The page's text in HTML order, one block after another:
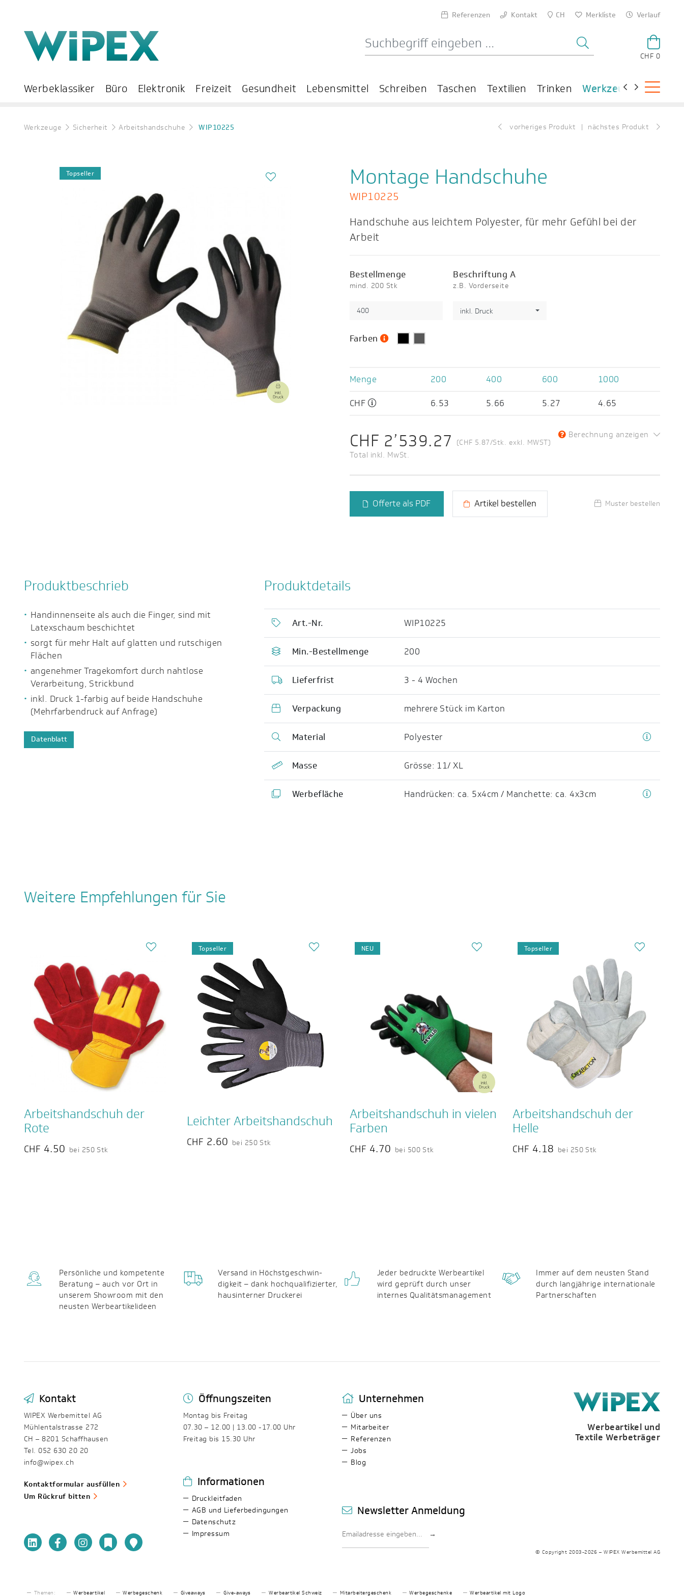
Referenzen Kontakt CH Merkliste Verlauf
CHF 0
Werbeklassiker Büro Elektronik Freizeit Gesundheit Lebensmittel Schreiben Taschen Textilien Trinken Werkzeuge
Werkzeuge Sicherheit Arbeitshandschuhe WIP10225 vorheriges Produkt nächstes Produkt
Topseller Montage Handschuhe
WIP10225
Handschuhe aus leichtem Polyester, für mehr Gefühl bei der
Arbeit
Bestellmenge
mind. 200 Stk
Beschriftung A
z.B. Vorderseite
inkl. Druck
Farben
Menge 200 400 600
1000
CHF
6.53 5.66 5.27 4.65
CHF 2’539.27 (CHF 5.87/Stk. exkl. MWST)
Total inkl. MwSt.
Berechnung anzeigen
Offerte als PDF Artikel bestellen Muster bestellen
Produktbeschrieb
Handinnenseite als auch die Finger, sind mit
Latexschaum beschichtet
sorgt für mehr Halt auf glatten und rutschigen
Flächen
angenehmer Tragekomfort durch nahtlose
Verarbeitung, Strickbund
inkl. Druck 1-farbig auf beide Handschuhe
(Mehrfarbendruck auf Anfrage)
Datenblatt
Produktdetails
Art.-Nr. WIP10225
Min.-Bestellmenge 200
Lieferfrist 3 - 4 Wochen
Verpackung mehrere Stück im Karton
Material Polyester
Masse Grösse: 11/ XL
Werbefläche Handrücken: ca. 5x4cm / Manchette: ca. 4x3cm
Weitere Empfehlungen für Sie
Arbeitshandschuh der
Rote
CHF 4.50 bei 250 Stk
Topseller
Leichter Arbeitshandschuh
CHF 2.60 bei 250 Stk
NEU
Arbeitshandschuh in vielen
Farben
CHF 4.70 bei 500 Stk
Topseller
Arbeitshandschuh der
Helle
CHF 4.18 bei 250 Stk
Persönliche und kompetente
Beratung – auch vor Ort in
unserem Showroom mit den
neusten Werbeartikelideen
Versand in Höchst­geschwin­
digkeit – dank hochqualifizierter,
haus­interner Druckerei
Jeder bedruckte Werbeartikel
wird geprüft durch unser
internes Qualitäts­management
Immer auf dem neusten Stand
durch langjährige internationale
Partnerschaften
Kontakt
WIPEX Werbemittel AG
Mühlentalstrasse 272
CH – 8201 Schaffhausen
Tel. 052 630 20 20
info@wipex.ch
Kontaktformular ausfüllen
Um Rückruf bitten
Öffnungszeiten
Montag bis Freitag
07.30 – 12.00 | 13.00 -17.00 Uhr
Freitag bis 15.30 Uhr
Informationen
Druckleitfaden
AGB und Lieferbedingungen
Datenschutz
Impressum
Unternehmen
Über uns
Mitarbeiter
Referenzen
Jobs
Blog
Newsletter Anmeldung
→
Werbeartikel und
Textile Werbeträger
© Copyright 2003-2026 – WIPEX Werbemittel AG
Themen: Werbeartikel Werbegeschenk Giveaways Give-aways Werbeartikel Schweiz Mitarbeitergeschenk Werbegeschenke Werbeartikel mit Logo